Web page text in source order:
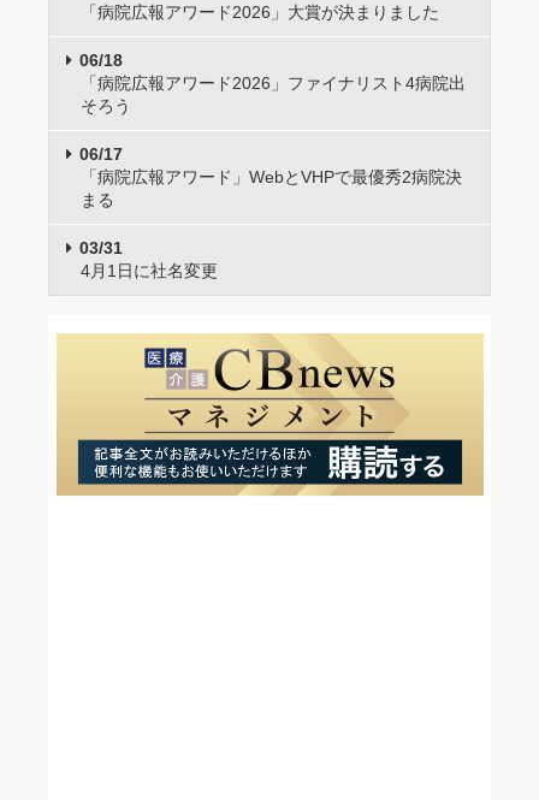
「病院広報アワード2026」大賞が決まりました
06/18
「病院広報アワード2026」ファイナリスト4病院出
そろう
06/17
「病院広報アワード」WebとVHPで最優秀2病院決
まる
03/31
4月1日に社名変更